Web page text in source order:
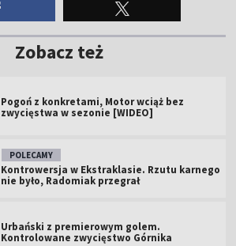
Zobacz też
Pogoń z konkretami, Motor wciąż bez
zwycięstwa w sezonie [WIDEO]
POLECAMY
Kontrowersja w Ekstraklasie. Rzutu karnego
nie było, Radomiak przegrał
Urbański z premierowym golem.
Kontrolowane zwycięstwo Górnika